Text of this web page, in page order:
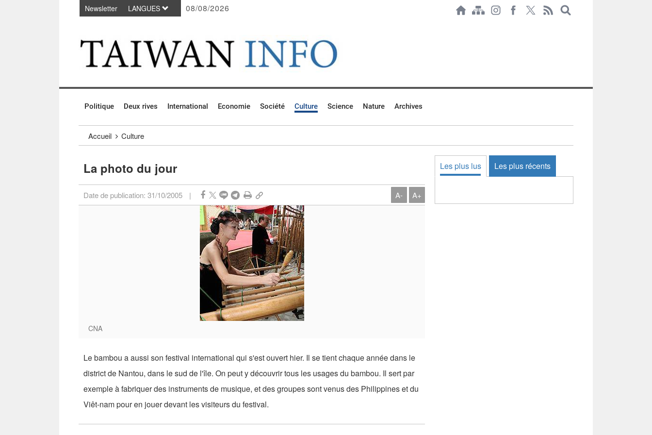
Passer au contenu principal
Newsletter LANGUES 08/08/2026
Politique Deux rives International Economie Société Culture Science Nature Archives
Accueil Culture
La photo du jour
Date de publication: 31/10/2005 | A- A+
CNA
Le bambou a aussi son festival international qui s'est ouvert hier. Il se tient chaque année dans le
district de Nantou, dans le sud de l'île. On peut y découvrir tous les usages du bambou. Il sert par
exemple à fabriquer des instruments de musique, et des groupes sont venus des Philippines et du
Viêt-nam pour en jouer devant les visiteurs du festival.
Les plus lus Les plus récents